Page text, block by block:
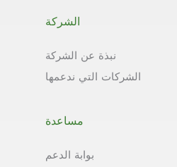
الشركة
نبذة عن الشركة
الشركات التي ندعمها
مساعدة
بوابة الدعم